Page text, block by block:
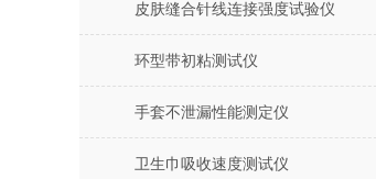
皮肤缝合针线连接强度试验仪
环型带初粘测试仪
手套不泄漏性能测定仪
卫生巾吸收速度测试仪